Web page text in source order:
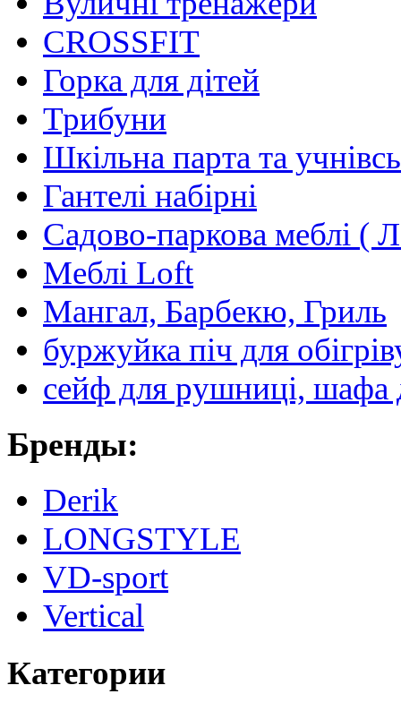
CROSSFIT
Горка для дітей
Трибуни
Шкільна парта та
Гантелі набірні
Садово-паркова меблі (
Меблі Loft
Мангал, Барбекю, Гриль
буржуйка піч для
сейф для рушниці, шафа
Бренды:
Derik
LONGSTYLE
VD-sport
Vertical
Категории